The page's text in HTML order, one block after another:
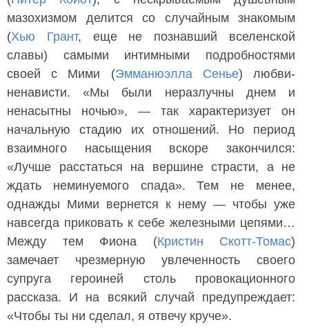
мазохизмом делится со случайным знакомым
(Хью Грант, еще не познавший вселенской
славы) самыми интимными подробностями
своей с Мими (Эмманюэлла Сенье) любви-
ненависти. «Мы были неразлучны днем и
ненасытны ночью», — так характеризует он
начальную стадию их отношений. Но период
взаимного насыщения вскоре закончился:
«Лучше расстаться на вершине страсти, а не
ждать неминуемого спада». Тем не менее,
однажды Мими вернется к нему — чтобы уже
навсегда приковать к себе железными цепями…
Между тем Фиона (Кристин Скотт-Томас)
замечает чрезмерную увлеченность своего
супруга героиней столь провокационного
рассказа. И на всякий случай предупреждает:
«Чтобы ты ни сделал, я отвечу круче».